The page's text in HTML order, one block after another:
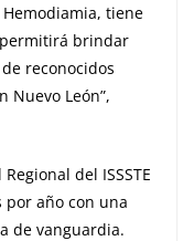
tiene
brindar
reconocidos
Nuevo León”,
del ISSSTE
por año con una
de vanguardia.